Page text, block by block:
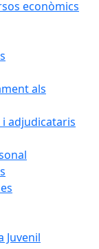
econòmics
als
adjudicataris
Juvenil